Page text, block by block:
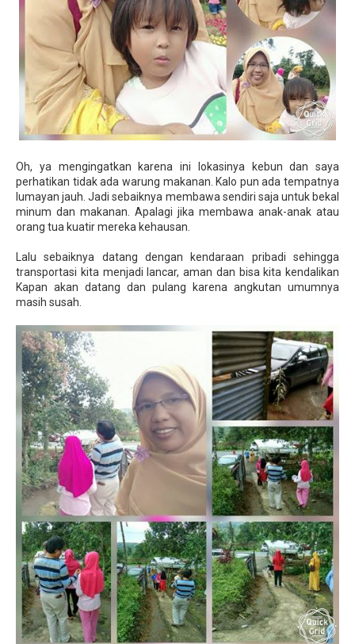
Oh, ya mengingatkan karena ini lokasinya kebun dan saya
perhatikan tidak ada warung makanan. Kalo pun ada tempatnya
lumayan jauh. Jadi sebaiknya membawa sendiri saja untuk bekal
minum dan makanan. Apalagi jika membawa anak-anak atau
orang tua kuatir mereka kehausan.
Lalu sebaiknya datang dengan kendaraan pribadi sehingga
transportasi kita menjadi lancar, aman dan bisa kita kendalikan
Kapan akan datang dan pulang karena angkutan umumnya
masih susah.